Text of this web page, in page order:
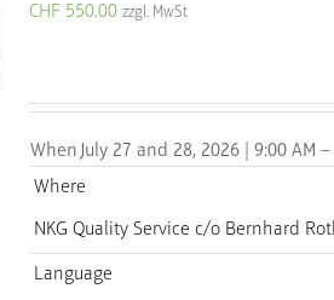
CHF 550.00 zzgl. MwSt
When July 27 and 28, 2026 | 9:00 AM
Where
NKG Quality Servicec/o Bernhard
Language